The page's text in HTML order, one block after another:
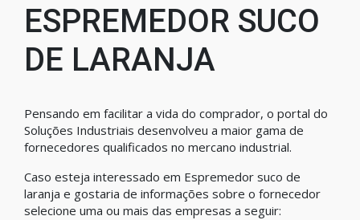
ESPREMEDOR SUCO
DE LARANJA
Pensando em facilitar a vida do comprador, o portal do
Soluções Industriais desenvolveu a maior gama de
fornecedores qualificados no mercano industrial.
Caso esteja interessado em Espremedor suco de
laranja e gostaria de informações sobre o fornecedor
selecione uma ou mais das empresas a seguir: